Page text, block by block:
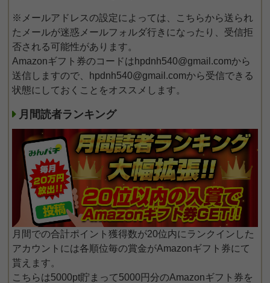
※メールアドレスの設定によっては、こちらから送られ
たメールが迷惑メールフォルダ行きになったり、受信拒
否される可能性があります。
Amazonギフト券のコードはhpdnh540@gmail.comから
送信しますので、hpdnh540@gmail.comから受信できる
状態にしておくことをオススメします。
月間読者ランキング
月間での合計ポイント獲得数が20位内にランクインした
アカウントには各順位毎の賞金がAmazonギフト券にて
貰えます。
こちらは5000pt貯まって5000円分のAmazonギフト券を